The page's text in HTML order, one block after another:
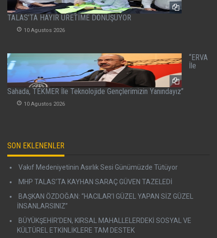
TALAS’TA HAYIR ÜRETİME DÖNÜŞÜYOR
10 Agustos 2026
“ERVA
İle
Sahada, TEKMER İle Teknolojide Gençlerimizin Yanındayız”
10 Agustos 2026
SON EKLENENLER
Vakıf Medeniyetinin Asırlık Sesi Günümüzde Tütüyor
MHP TALAS’TA KAYHAN SARAÇ GÜVEN TAZELEDİ
BAŞKAN ÖZDOĞAN: “HACILAR’I GÜZEL YAPAN SİZ GÜZEL
İNSANLARSINIZ”
BÜYÜKŞEHİR’DEN, KIRSAL MAHALLELERDEKİ SOSYAL VE
KÜLTÜREL ETKİNLİKLERE TAM DESTEK